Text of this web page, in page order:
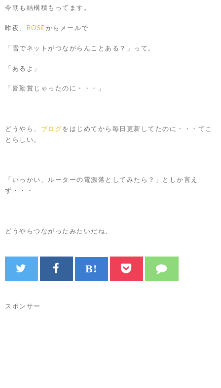
今朝も結構積もってます。
昨夜、 ROSE からメールで
「雪でネットがつながらんことある？」って。
「あるよ」
「皆勤賞じゃったのに・・・」
どうやら、 ブログをはじめてから毎日更新してたのに・・・てこ
とらしい。
「いっかい、ルーターの電源落としてみたら？」としか言え
ず・・・
どうやらつながったみたいだね。
スポンサー